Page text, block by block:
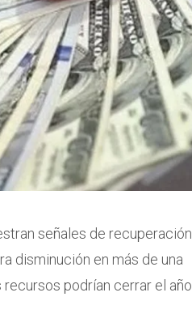
señales de recuperación
disminución en más de una
podrían cerrar el año